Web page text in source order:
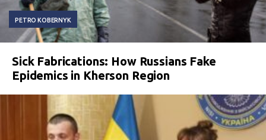
PETRO KOBERNYK
Sick Fabrications: How Russians Fake
Epidemics in Kherson Region